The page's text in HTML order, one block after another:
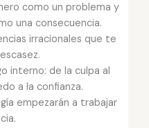
como un problema y
una consecuencia.
irracionales que te
interno: de la culpa al
a la confianza.
empezarán a trabajar